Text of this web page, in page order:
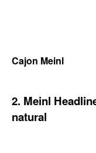
Cajon Meinl
2. Meinl
natural